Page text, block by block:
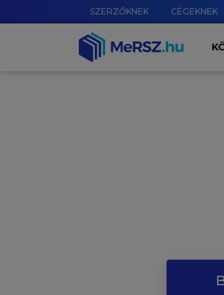
SZERZŐKNEK CÉGEKNEK